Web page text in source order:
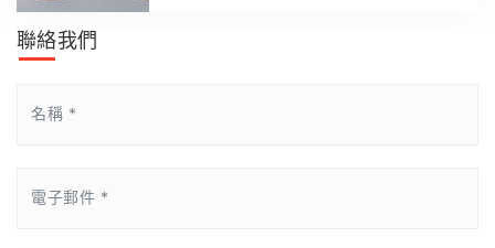
聯絡我們